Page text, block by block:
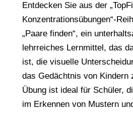
r
Entdecken Sie aus der
Konzentrationsübungen“-
„Paare finden“, ein
lehrreiches Lernmittel, das
ist, die visuelle
das Gedächtnis von Kindern
Übung ist ideal für Schüler,
im Erkennen von Mustern